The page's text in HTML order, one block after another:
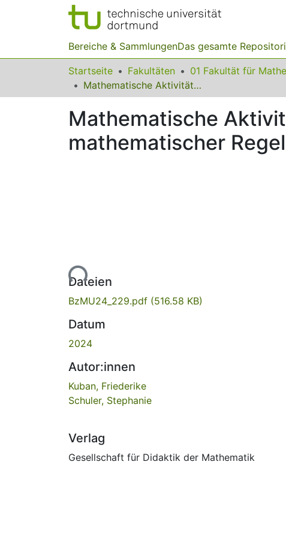
Bereiche & SammlungenDas gesamte
Startseite Fakultäten
Mathematische Aktivitäten und kognitive Aktivierung beim Spielen mathematischer Regelspiele mit Vorschulkindern
Mathematische
mathematischer
Lade...
Dateien
BzMU24_229.pdf (516.58 KB)
Datum
2024
Autor:innen
Kuban, Friederike
Schuler, Stephanie
Verlag
Gesellschaft für Didaktik der Mathematik